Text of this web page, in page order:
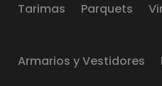
Tarimas Parquets
Armarios y Vestidores